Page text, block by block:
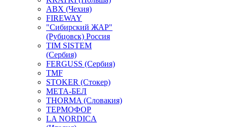
ABX (Чехия)
FIREWAY
"Сибирский ЖАР"
(Рубцовск) Россия
TIM SISTEM
(Сербия)
FERGUSS (Сербия)
TMF
STOKER (Стокер)
МЕТА-БЕЛ
THORMA (Словакия)
ТЕРМОФОР
LA NORDICA